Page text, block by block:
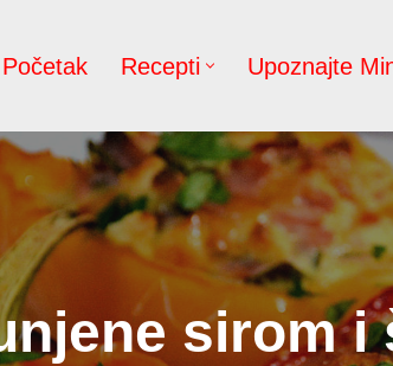
Početak Recepti Upoznajte
sirom i